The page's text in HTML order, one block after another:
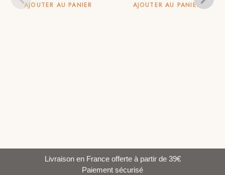
AJOUTER AU PANIER AJOUTER AU PANIER
Livraison en France offerte à partir de 39€
Paiement sécurisé